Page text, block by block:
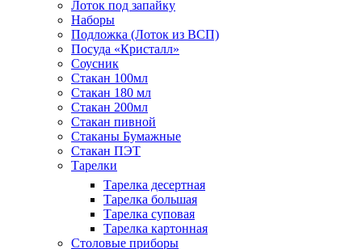
Лоток под запайку
Наборы
Подложка (Лоток из ВСП)
Посуда «Кристалл»
Соусник
Стакан 100мл
Стакан 180 мл
Стакан 200мл
Стакан пивной
Стаканы Бумажные
Стакан ПЭТ
Тарелки
Тарелка десертная
Тарелка большая
Тарелка суповая
Тарелка картонная
Столовые приборы